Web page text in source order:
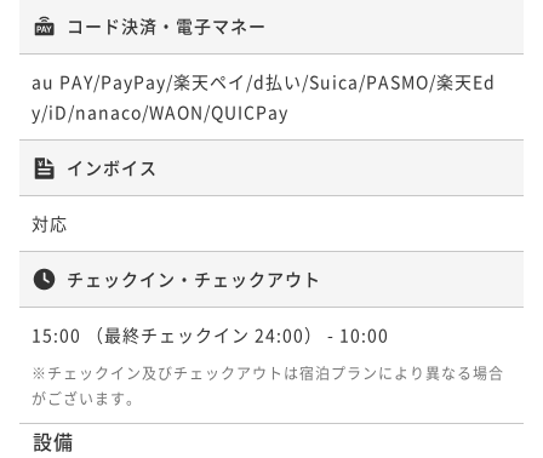
コード決済・電子マネー
au PAY/PayPay/楽天ペイ/d払い/Suica/PASMO/楽天Ed
y/iD/nanaco/WAON/QUICPay
インボイス
対応
チェックイン・チェックアウト
15:00 （最終チェックイン 24:00） - 10:00
※チェックイン及びチェックアウトは宿泊プランにより異なる場合
がございます。
設備